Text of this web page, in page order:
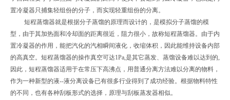
置冷凝器只捕集轻组份的分子，而实现轻重组份的分离。
短程蒸馏器就是根据分子蒸馏的原理而设计的，是模拟分子蒸馏的模
型，由于其加热面和冷却面的距离很近，阻力很小，故称短程蒸馏器。由于内
置冷凝器的作用，能把汽化的汽相瞬间液化，收缩体积，因此能维持设备内部
的高真空。短程蒸馏器的操作真空可达1Pa,是其它蒸发、蒸馏设备难以达到的,
因此，短程蒸馏器适用于在常压下高沸点，用普通分离方法难以分离的物料，
作为一种新型的液--液分离设备已有很多行业得到了成功经验。根据物料特性
的不同，也有各种刮板形式的选择，原理与刮板蒸发器相似。